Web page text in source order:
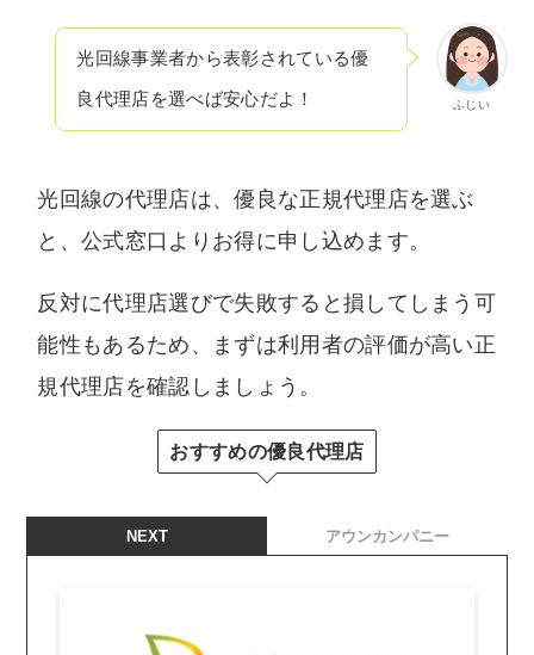
ふじい
光回線事業者から表彰されている優
良代理店を選べば安心だよ！
光回線の代理店は、優良な正規代理店を選ぶ
と、公式窓口よりお得に申し込めます。
反対に代理店選びで失敗すると損してしまう可
能性もあるため、まずは利用者の評価が高い正
規代理店を確認しましょう。
おすすめの優良代理店
NEXT アウンカンパニー